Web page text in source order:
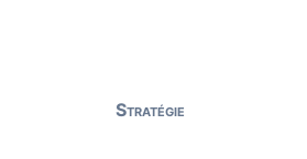
Stratégie